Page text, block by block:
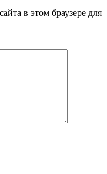
в этом браузере для